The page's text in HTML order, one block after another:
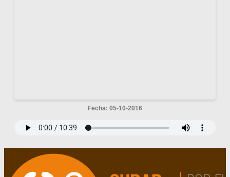
Fecha: 05-10-2016